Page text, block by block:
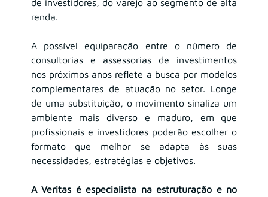
de investidores, do varejo ao segmento de alta
renda.
A possível equiparação entre o número de
consultorias e assessorias de investimentos
nos próximos anos reflete a busca por modelos
complementares de atuação no setor. Longe
de uma substituição, o movimento sinaliza um
ambiente mais diverso e maduro, em que
profissionais e investidores poderão escolher o
formato que melhor se adapta às suas
necessidades, estratégias e objetivos.
A Veritas é especialista na estruturação e no